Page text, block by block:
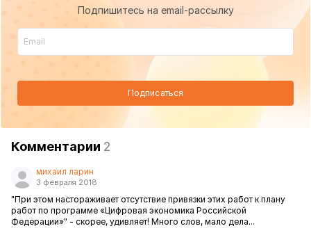
Подпишитесь на email-рассылку
Подписаться
Комментарии 2
михаил ларин
3 февраля 2018
"При этом настораживает отсутствие привязки этих работ к плану
работ по программе «Цифровая экономика Российской
Федерации»" - скорее, удивляет! Много слов, мало дела...